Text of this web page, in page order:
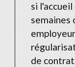
si
semaines
de